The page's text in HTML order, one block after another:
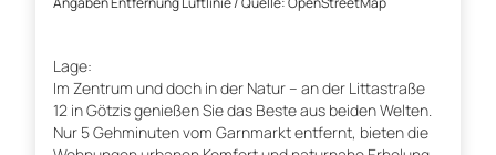
Lage:
Im Zentrum und doch in der Natur – an der Littastraße
12 in Götzis genießen Sie das Beste aus beiden Welten.
Nur 5 Gehminuten vom Garnmarkt entfernt, bieten die